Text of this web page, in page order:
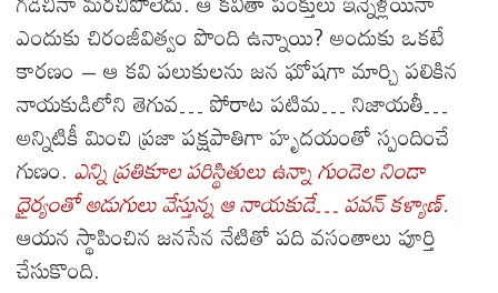
ఎందుకు చిరంజీవిత్వం పొంది ఉన్నాయి? అందుకు ఒకటే
కారణం – ఆ కవి పలుకులను జన ఘోషగా మార్చి పలికిన
నాయకుడిలోని తెగువ… పోరాట పటిమ… నిజాయతీ…
అన్నిటికీ మించి ప్రజా పక్షపాతిగా హృదయంతో స్పందించే
గుణం. ఎన్ని ప్రతికూల పరిస్థితులు ఉన్నా గుండెల నిండా
ధైర్యంతో అడుగులు వేస్తున్న ఆ నాయకుడే… పవన్ కళ్యాణ్.
ఆయన స్థాపించిన జనసేన నేటితో పది వసంతాలు పూర్తి
చేసుకొంది.